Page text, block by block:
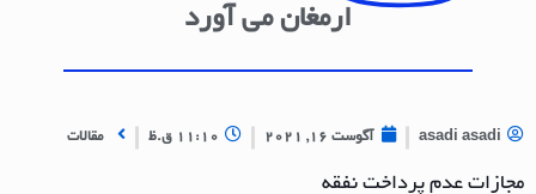
ارمغان می آورد
asadi asadi آگوست 16, 2021 11:10 ق.ظ مقالات
مجازات عدم پرداخت نفقه